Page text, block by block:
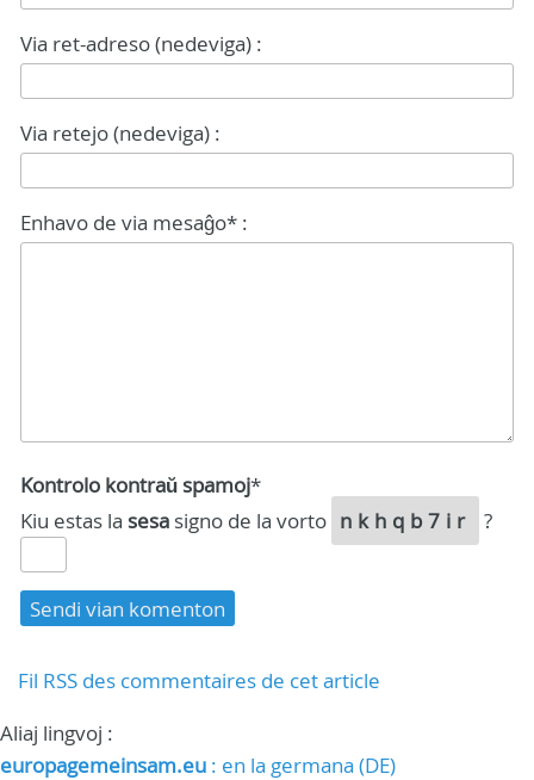
Via ret-adreso (nedeviga) :
Via retejo (nedeviga) :
Enhavo de via mesaĝo* :
Kontrolo kontraŭ spamoj*
Kiu estas la sesa signo de la vorto nkhqb7ir ?
Fil RSS des commentaires de cet article
Aliaj lingvoj :
europagemeinsam.eu : en la germana (DE)